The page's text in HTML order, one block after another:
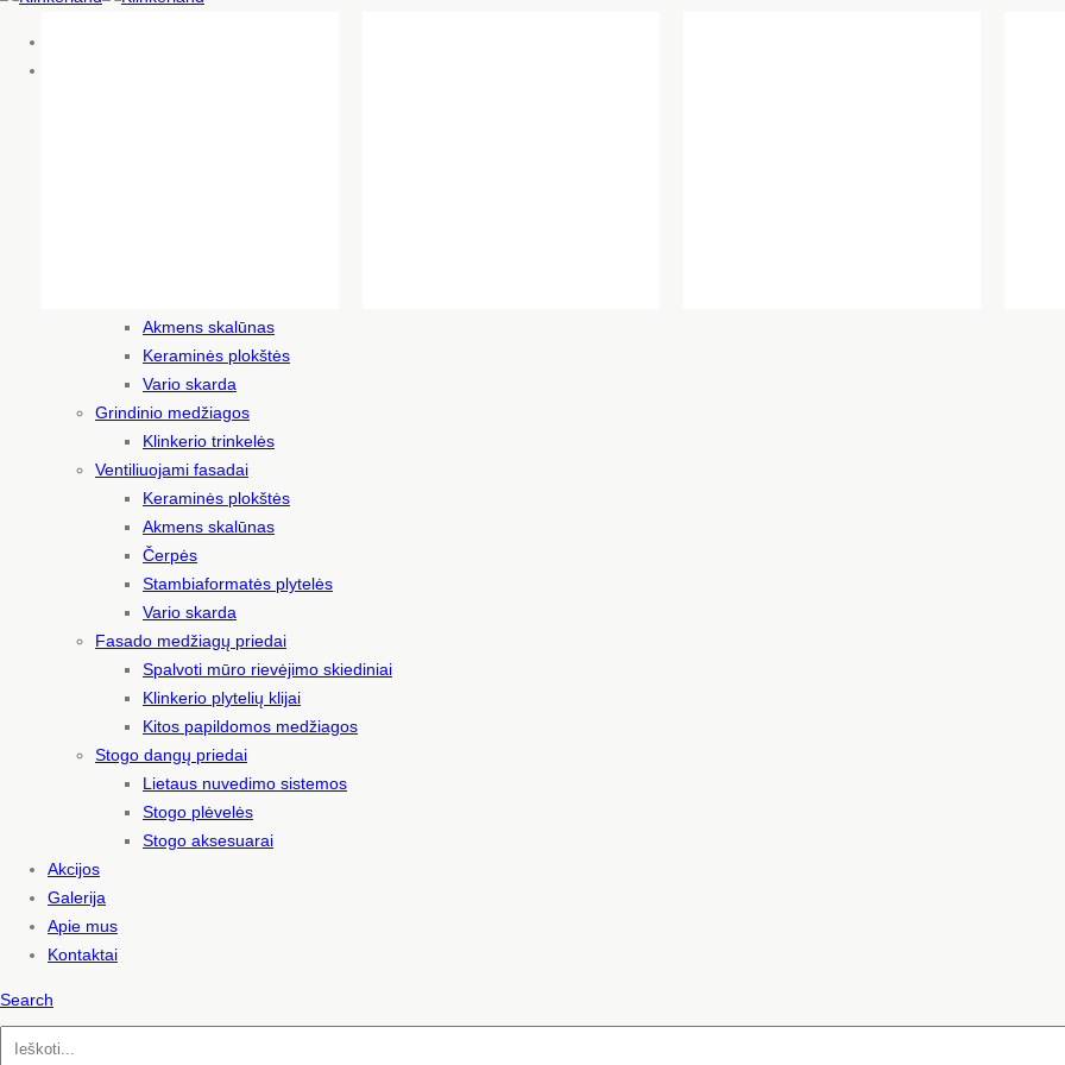
Akmens skalūnas
Keraminės plokštės
Vario skarda
Grindinio medžiagos
Klinkerio trinkelės
Ventiliuojami fasadai
Keraminės plokštės
Akmens skalūnas
Čerpės
Stambiaformatės plytelės
Vario skarda
Fasado medžiagų priedai
Spalvoti mūro rievėjimo skiediniai
Klinkerio plytelių klijai
Kitos papildomos medžiagos
Stogo dangų priedai
Lietaus nuvedimo sistemos
Stogo plėvelės
Stogo aksesuarai
Akcijos
Galerija
Apie mus
Kontaktai
Search